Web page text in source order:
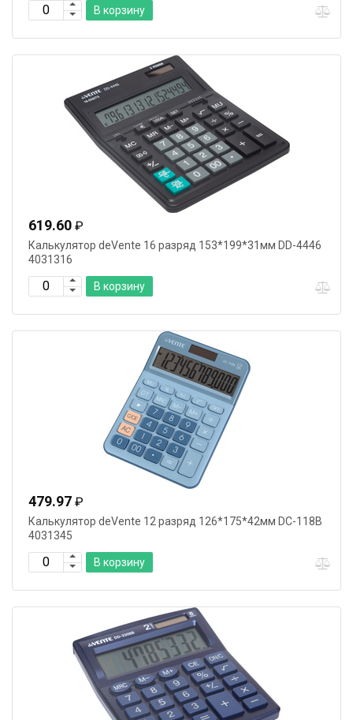
В корзину
619.60 ₽
Калькулятор deVente 16 разряд 153*199*31мм DD-4446
4031316
В корзину
479.97 ₽
Калькулятор deVente 12 разряд 126*175*42мм DC-118B
4031345
В корзину